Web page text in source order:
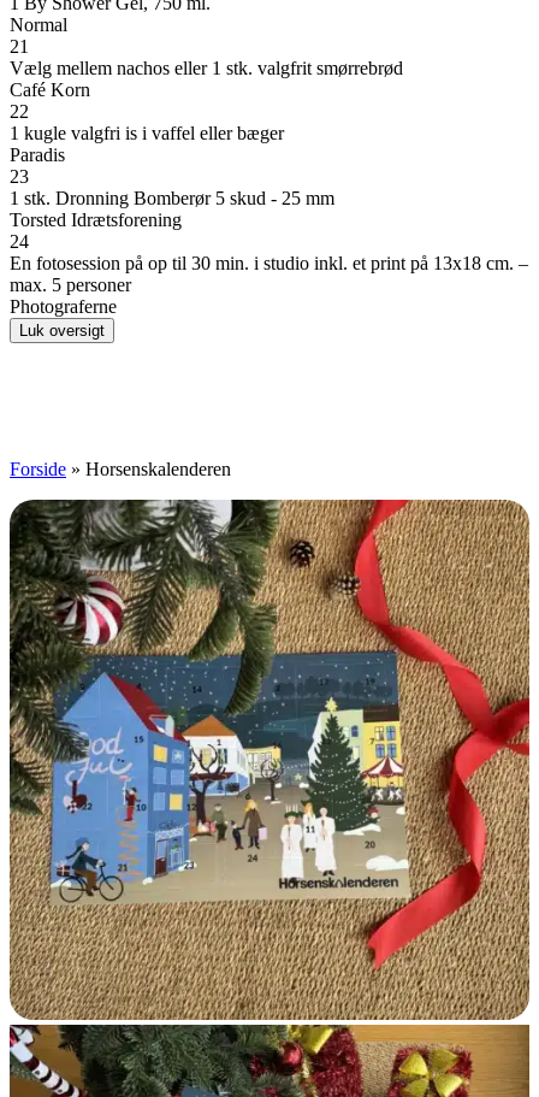
Normal
21
Vælg mellem nachos eller 1 stk. valgfrit smørrebrød
Café Korn
22
1 kugle valgfri is i vaffel eller bæger
Paradis
23
1 stk. Dronning Bomberør 5 skud - 25 mm
Torsted Idrætsforening
24
En fotosession på op til 30 min. i studio inkl. et print på 13x18 cm. –
max. 5 personer
Photograferne
Luk oversigt
Forside » Horsenskalenderen